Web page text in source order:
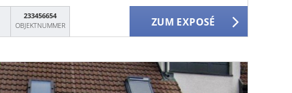
233456654
OBJEKTNUMMER
ZUM EXPOSÉ